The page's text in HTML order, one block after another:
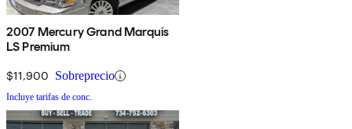
2007 Mercury Grand Marquis
LS Premium
$11,900 Sobreprecio
Incluye tarifas de conc.